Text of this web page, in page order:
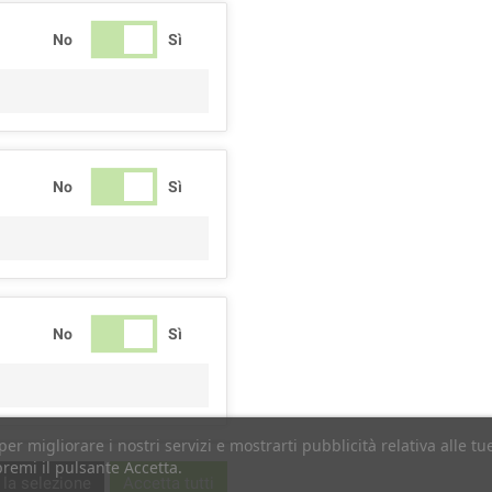
migliorare i nostri servizi e mostrarti pubblicità relativa alle
il pulsante Accetta.
No Sì
No Sì
No Sì
No
selezione